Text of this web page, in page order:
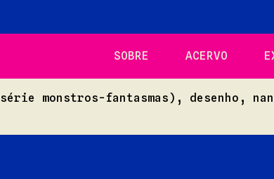
SOBRE ACERVO
monstros-fantasmas), desenho,